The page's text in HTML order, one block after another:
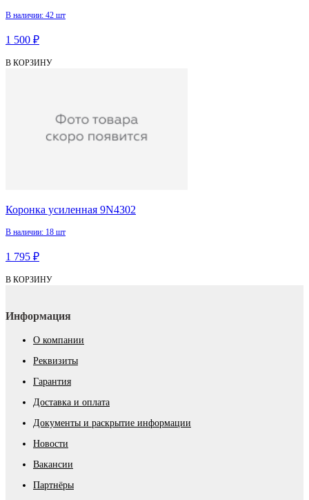
В наличии: 42 шт
1 500 ₽
В КОРЗИНУ
Коронка усиленная 9N4302
В наличии: 18 шт
1 795 ₽
В КОРЗИНУ
Информация
О компании
Реквизиты
Гарантия
Доставка и оплата
Документы и раскрытие информации
Новости
Вакансии
Партнёры